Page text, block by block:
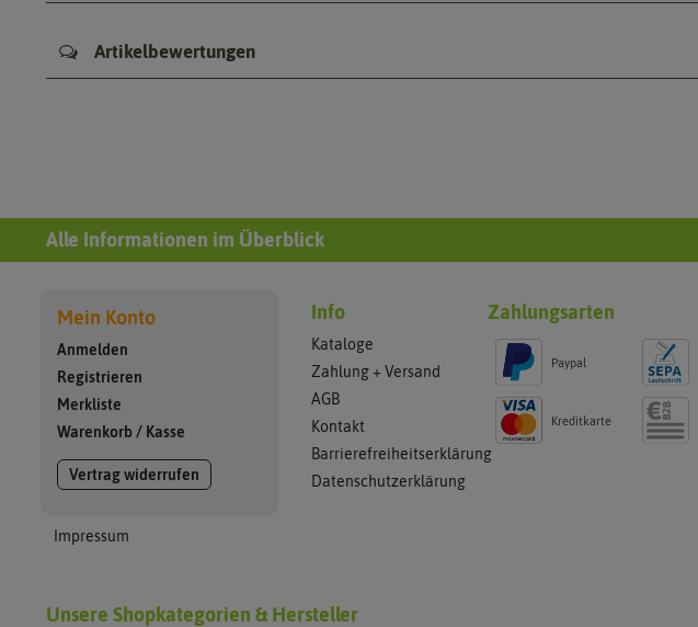
Artikelbewertungen
Alle Informationen im Überblick
Mein Konto
Anmelden
Registrieren
Merkliste
Warenkorb / Kasse
Vertrag widerrufen
Impressum
Info
Kataloge
Zahlung + Versand
AGB
Kontakt
Barrierefreiheitserklärung
Datenschutzerklärung
Zahlungsarten
Paypal
Kreditkarte
Unsere Shopkategorien & Hersteller